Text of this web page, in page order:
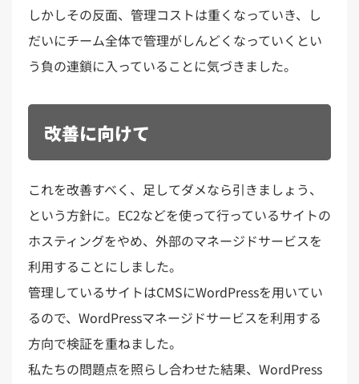
しかしその反面、管理コストは重くなっていき、し
だいにチーム全体で管理がしんどくなっていくとい
う負の連鎖に入っていることに気づきました。
改善に向けて
これを改善すべく、足してダメなら引きましょう、
という方針に。EC2などを使って行っているサイトの
ホスティングをやめ、外部のマネージドサービスを
利用することにしました。
管理しているサイトはCMSにWordPressを用いてい
るので、WordPressマネージドサービスを利用する
方向で検証を重ねました。
私たちの問題点を照らし合わせた結果、WordPress